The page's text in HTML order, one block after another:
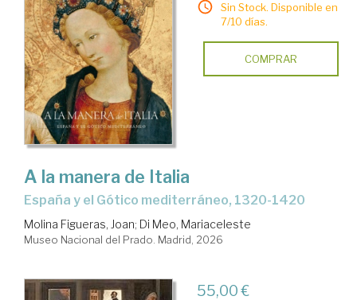
Sin Stock. Disponible en
7/10 días.
COMPRAR
A la manera de Italia
España y el Gótico mediterráneo, 1320-1420
Molina Figueras, Joan; Di Meo, Mariaceleste
Museo Nacional del Prado. Madrid, 2026
55,00 €